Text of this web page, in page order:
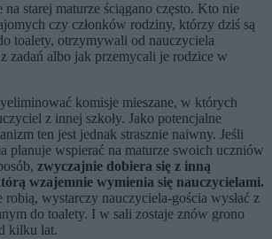
na starej maturze ściągano często. Kto nie
czy członków rodziny, którzy dziś są
toalety, otrzymywali od nauczyciela
zadań albo jak przemycali je rodzice w
komisje mieszane, w których
z innej szkoły. Jako potencjalne
ten jest jednak strasznie naiwny. Jeśli
planuje wspierać na maturze swoich uczniów
zwyczajnie dobiera się z inną
wzajemnie wymienia się nauczycielami.
wystarczy nauczyciela‑gościa wysłać z
do toalety. I w sali zostaje znów grono
kilku lat.